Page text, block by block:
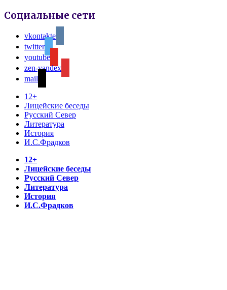
Социальные сети
vkontakte
twitter
youtube
zen-yandex
mail
12+
Лицейские беседы
Русский Север
Литература
История
И.С.Фрадков
12+
Лицейские беседы
Русский Север
Литература
История
И.С.Фрадков